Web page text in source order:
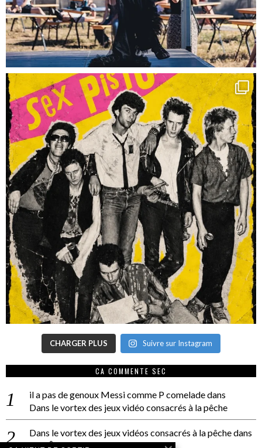
CHARGER PLUS Suivre sur Instagram
CA COMMENTE SEC
il a pas de genoux Messi comme P comeladedans
Dans le vortex des jeux vidéo consacrés à la pêche
Dans le vortex des jeux vidéos consacrés à la pêchedans
PACÔME THIELLEMENT